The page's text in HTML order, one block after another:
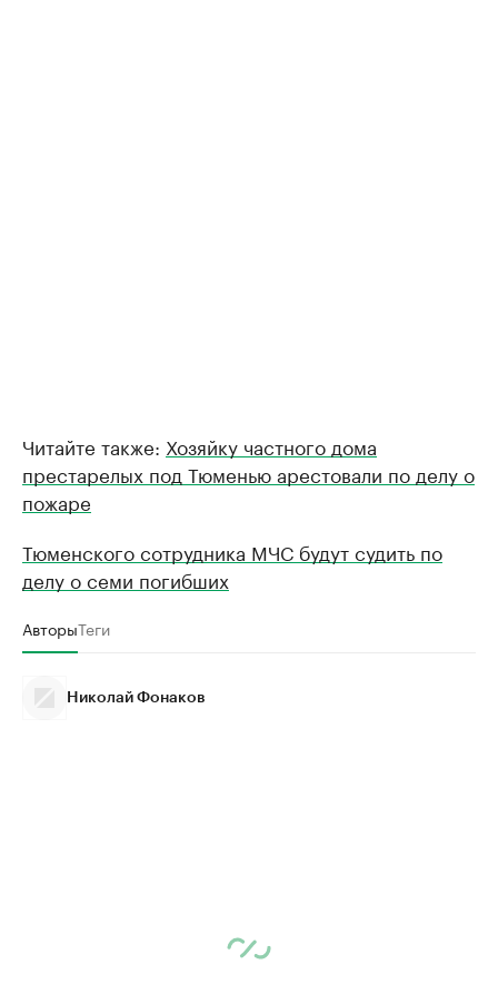
Читайте также: Хозяйку частного дома
престарелых под Тюменью арестовали по делу о
пожаре
Тюменского сотрудника МЧС будут судить по
делу о семи погибших
АвторыТеги
Николай Фонаков